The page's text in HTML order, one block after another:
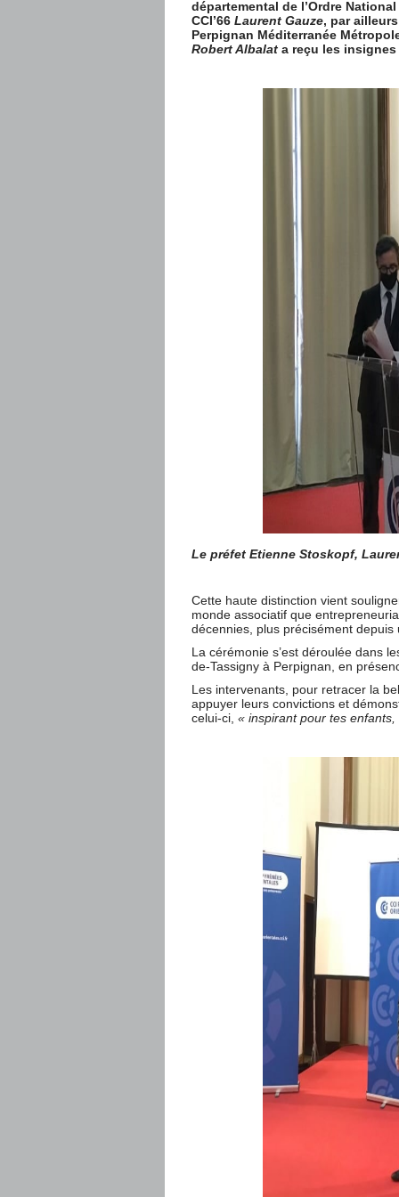
départemental de l’Ordre
CCI’66 Laurent Gauze, par
Perpignan Méditerranée
Robert Albalata reçu les insignes
Le préfet Etienne Stoskopf,
Cette haute distinction vient
monde associatif que
décennies, plus précisément depuis
La cérémonie s’est déroulée dans
de-Tassigny à Perpignan, en
Les intervenants, pour retracer la
appuyer leurs convictions et
celui-ci, « inspirant pour tes enfants,